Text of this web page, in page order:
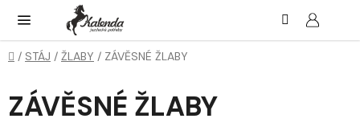
obsah
Domů
/ STÁJ / ŽLABY / ZÁVĚSNÉ ŽLABY
ZÁVĚSNÉ ŽLABY